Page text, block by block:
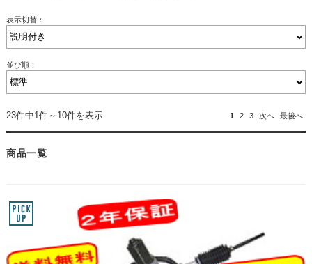
表示切替：
並び順：
23件中1件～10件を表示 1 2 3 次へ 最後へ
商品一覧